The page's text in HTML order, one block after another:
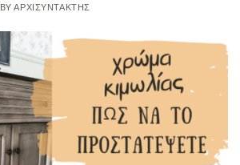
BY ΑΡΧΙΣΥΝΤΑΚΤΗΣ